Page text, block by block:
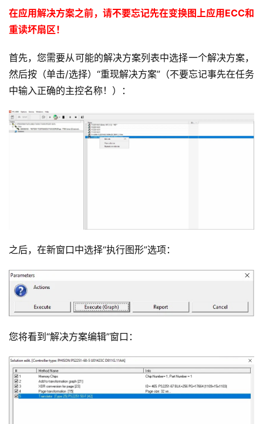
在应用解决方案之前，请不要忘记先在变换图上应用ECC和
重读坏扇区！
首先，您需要从可能的解决方案列表中选择一个解决方案，
然后按（单击/选择）“重现解决方案”（不要忘记事先在任务
中输入正确的主控名称！）：
之后，在新窗口中选择“执行图形”选项：
您将看到“解决方案编辑”窗口：